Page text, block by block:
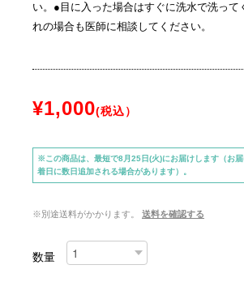
い。●目に入った場合はすぐに洗水で洗って
れの場合も医師に相談してください。
¥1,000(税込）
※この商品は、最短で8月25日(火)にお届けします（お
着日に数日追加される場合があります）。
※別途送料がかかります。 送料を確認する
数量